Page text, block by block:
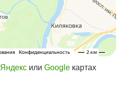
Яндекс или Google картах